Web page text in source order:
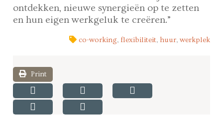
ontdekken, nieuwe synergieën op te zetten
en hun eigen werkgeluk te creëren.”
co-working, flexibiliteit, huur, werkplek
Print